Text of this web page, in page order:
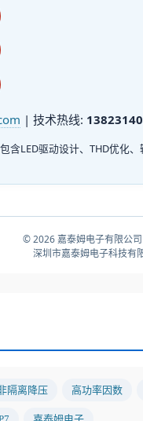
| 技术热线:
含LED驱动设计、THD优化
© 2026 嘉泰姆电子有限公
深圳市嘉泰姆电子科技有
隔离降压 高功率因数